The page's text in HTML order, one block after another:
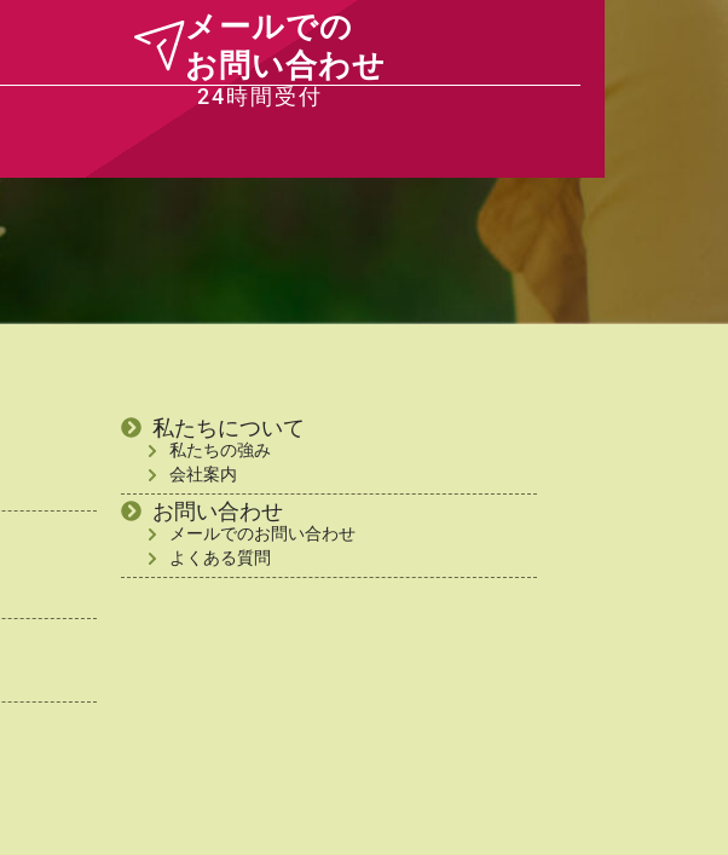
メールでの
お問い合わせ
24時間受付
私たちについて
私たちの強み
会社案内
お問い合わせ
メールでのお問い合わせ
よくある質問